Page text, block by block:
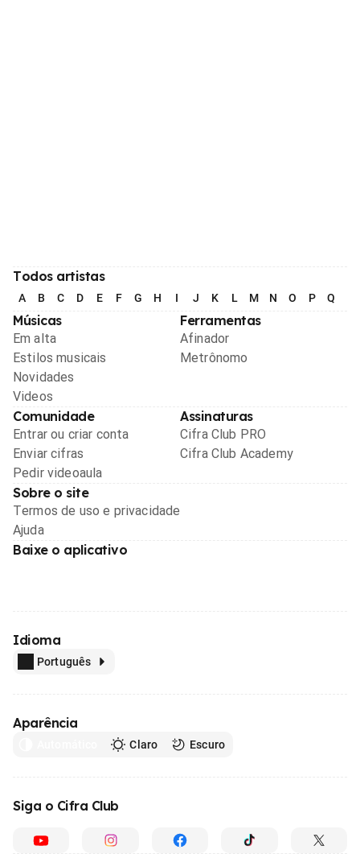
Todos artistas
A B C D E F G H I J K L M N O P Q
Músicas
Em alta
Estilos musicais
Novidades
Videos
Ferramentas
Afinador
Metrônomo
Comunidade
Entrar ou criar conta
Enviar cifras
Pedir videoaula
Assinaturas
Cifra Club PRO
Cifra Club Academy
Sobre o site
Termos de uso e privacidade
Ajuda
Baixe o aplicativo
Idioma
Português
Aparência
Claro Escuro
Siga o Cifra Club